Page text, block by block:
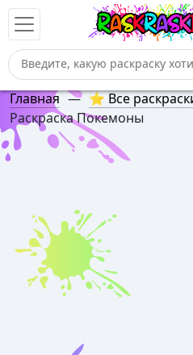
Главная — ⭐ Все
Раскраска Покемоны